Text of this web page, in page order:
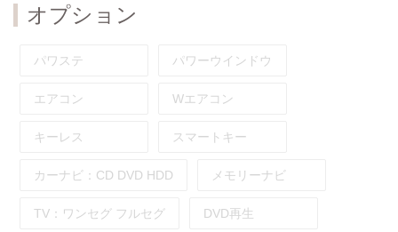
オプション
パワステ パワーウインドウ
エアコン Wエアコン
キーレス スマートキー
カーナビ： CD DVD HDD メモリーナビ
TV： ワンセグ フルセグ DVD再生